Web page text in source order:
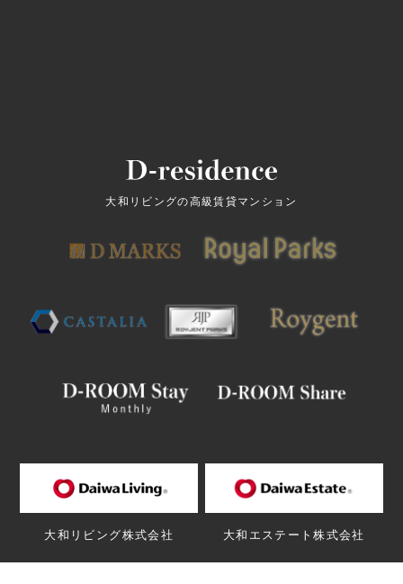
大和リビングの高級賃貸マンション
大和リビング株式会社 大和エステート株式会社